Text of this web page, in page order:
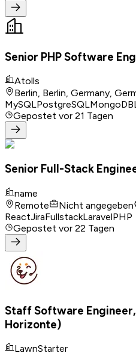
Senior PHP Software
Atolls
Berlin, Berlin, Germany,
MySQLPostgreSQLMongoDB
Gepostet vor 21 Tagen
Senior Full-Stack
name
Remote
Nicht angegeben
ReactJiraFullstackLaravelPHP
Gepostet vor 22 Tagen
Staff Software
Horizonte)
LawnStarter